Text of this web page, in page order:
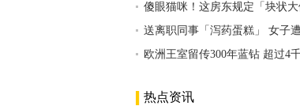
傻眼猫咪！这房东规定「块状大
送离职同事「泻药蛋糕」 女子
欧洲王室留传300年蓝钻 超过4
热点资讯